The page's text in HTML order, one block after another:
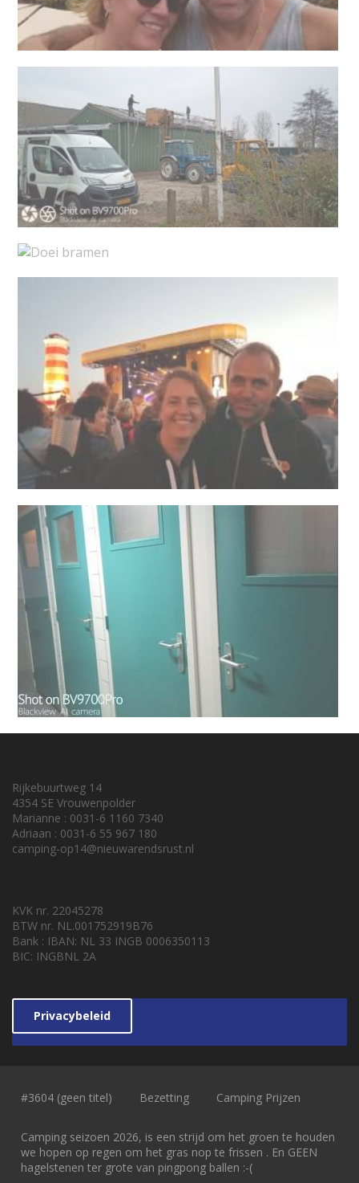
Rijkebuurtweg 14
4354 SE Vrouwenpolder
Marianne : 0031-6 1160 7340
Adriaan : 0031-6 55 967 180
camping-op14@nieuwarendsrust.nl
KVK nr. 22045278
BTW nr. NL.001752919B76
Bank : IBAN: NL 33 INGB 0006350113
BIC: INGBNL 2A
Privacybeleid
#3604 (geen titel) Bezetting Camping Prijzen
Camping seizoen 2026, is een strijd om het groen te houden
we hopen op regen om het gras nop te frissen . En GEEN
hagelstenen ter grote van pingpong ballen :-(